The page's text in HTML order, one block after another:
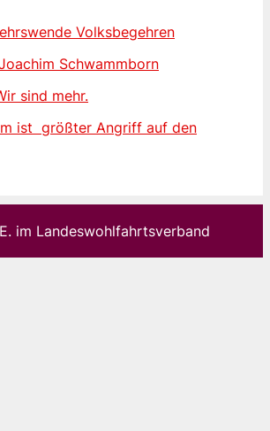
Volksbegehren
Schwammborn
sind mehr.
ist größter Angriff auf den
im Landeswohlfahrtsverband